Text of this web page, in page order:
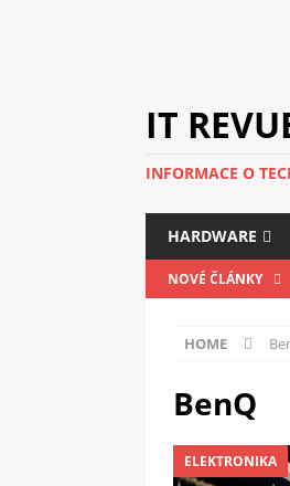
IT
INFORMACE O
HARDWARE
NOVÉ ČLÁNKY
HOME
BenQ
ELEKTRONIKA